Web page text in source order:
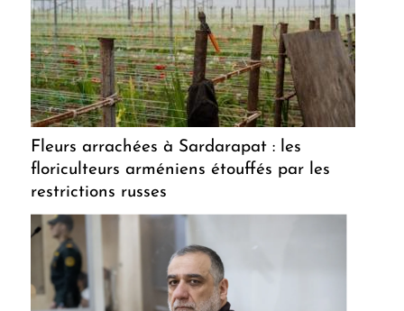
Fleurs arrachées à Sardarapat : les
floriculteurs arméniens étouffés par les
restrictions russes